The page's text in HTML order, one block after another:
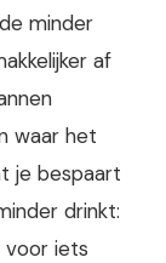
minder
af
waar het
je bespaart
drinkt:
voor iets